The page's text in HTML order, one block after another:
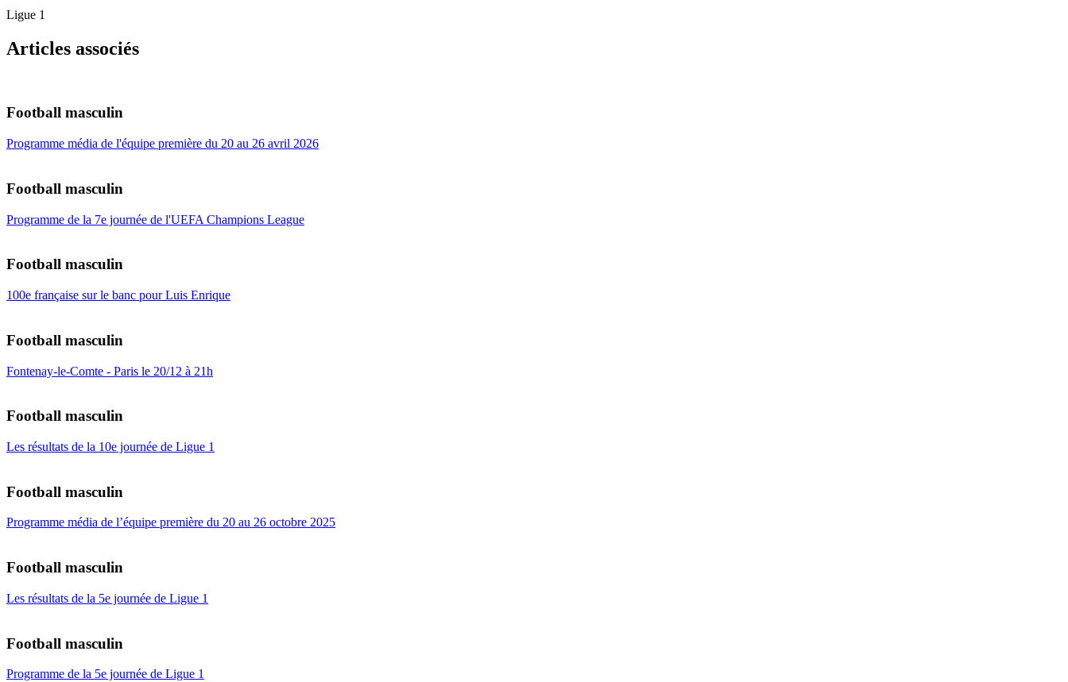
Ligue 1
Articles associés
Football masculin
Programme média de l'équipe première du 20 au 26 avril 2026
Football masculin
Programme de la 7e journée de l'UEFA Champions League
Football masculin
100e française sur le banc pour Luis Enrique
Football masculin
Fontenay-le-Comte - Paris le 20/12 à 21h
Football masculin
Les résultats de la 10e journée de Ligue 1
Football masculin
Programme média de l’équipe première du 20 au 26 octobre 2025
Football masculin
Les résultats de la 5e journée de Ligue 1
Football masculin
Programme de la 5e journée de Ligue 1